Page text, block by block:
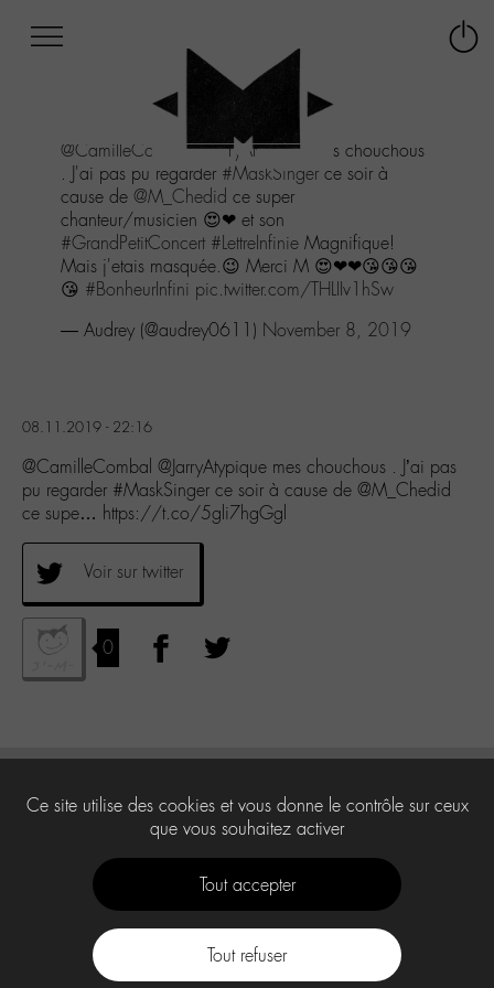
au
menu
Aller
au
contenu
Aller
recherche
@CamilleCombal @JarryAtypique
mes chouchous
. J'ai pas pu regarder #MaskSinger ce soir à
cause de @M_Chedid ce super
chanteur/musicien 😍❤ et son
#GrandPetitConcert #LettreInfinie Magnifique!
Mais j'etais masquée.😉 Merci M 😍❤❤😘😘😘
😘 #BonheurInfini pic.twitter.com/THLIIv1hSw
— Audrey (@audrey0611) November 8, 2019
08.11.2019 - 22:16
@CamilleCombal @JarryAtypique mes chouchous . J’ai pas
pu regarder #MaskSinger ce soir à cause de @M_Chedid
ce supe… https://t.co/5gli7hgGgl
Voir sur twitter
0
Ce site utilise des cookies et vous donne le contrôle sur ceux
que vous souhaitez activer
Tout accepter
Tout refuser